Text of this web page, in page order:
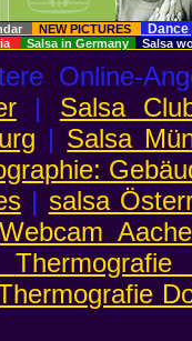
NEW PICTURES
Salsa in Germany Salsa
Online-
| Salsa
| Salsa
| salsa
Webcam
Thermografie